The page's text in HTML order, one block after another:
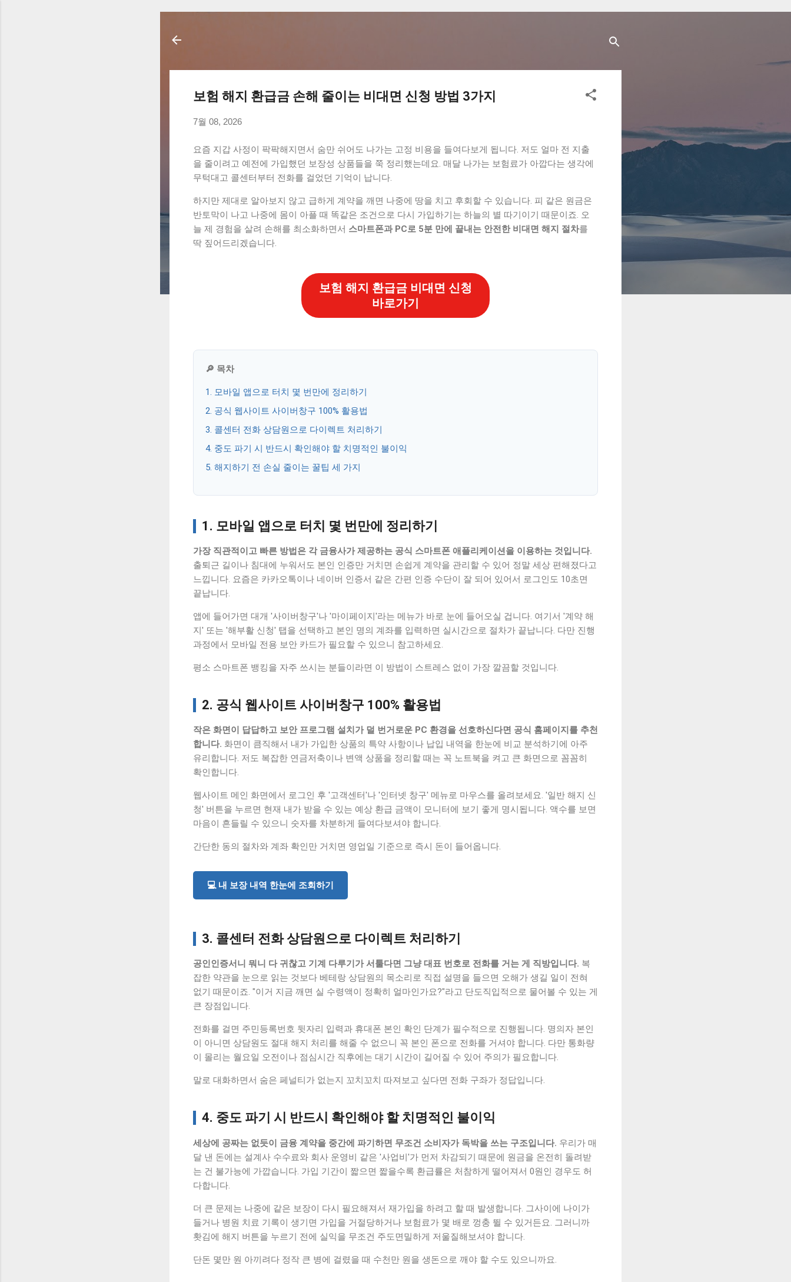
기본 콘텐츠로 건너뛰기
보험 해지 환급금 손해 줄이는 비대면 신청 방법 3가지
7월 08, 2026
요즘 지갑 사정이 팍팍해지면서 숨만 쉬어도 나가는 고정 비용을 들여다보게 됩니다. 저도 얼마 전 지출
을 줄이려고 예전에 가입했던 보장성 상품들을 쭉 정리했는데요. 매달 나가는 보험료가 아깝다는 생각에
무턱대고 콜센터부터 전화를 걸었던 기억이 납니다.
하지만 제대로 알아보지 않고 급하게 계약을 깨면 나중에 땅을 치고 후회할 수 있습니다. 피 같은 원금은
반토막이 나고 나중에 몸이 아플 때 똑같은 조건으로 다시 가입하기는 하늘의 별 따기이기 때문이죠. 오
늘 제 경험을 살려 손해를 최소화하면서 스마트폰과 PC로 5분 만에 끝내는 안전한 비대면 해지 절차를
딱 짚어드리겠습니다.
보험 해지 환급금 비대면 신청
바로가기
🔎 목차
1. 모바일 앱으로 터치 몇 번만에 정리하기
2. 공식 웹사이트 사이버창구 100% 활용법
3. 콜센터 전화 상담원으로 다이렉트 처리하기
4. 중도 파기 시 반드시 확인해야 할 치명적인 불이익
5. 해지하기 전 손실 줄이는 꿀팁 세 가지
1. 모바일 앱으로 터치 몇 번만에 정리하기
가장 직관적이고 빠른 방법은 각 금융사가 제공하는 공식 스마트폰 애플리케이션을 이용하는 것입니다.
출퇴근 길이나 침대에 누워서도 본인 인증만 거치면 손쉽게 계약을 관리할 수 있어 정말 세상 편해졌다고
느낍니다. 요즘은 카카오톡이나 네이버 인증서 같은 간편 인증 수단이 잘 되어 있어서 로그인도 10초면
끝납니다.
앱에 들어가면 대개 '사이버창구'나 '마이페이지'라는 메뉴가 바로 눈에 들어오실 겁니다. 여기서 '계약 해
지' 또는 '해부활 신청' 탭을 선택하고 본인 명의 계좌를 입력하면 실시간으로 절차가 끝납니다. 다만 진행
과정에서 모바일 전용 보안 카드가 필요할 수 있으니 참고하세요.
평소 스마트폰 뱅킹을 자주 쓰시는 분들이라면 이 방법이 스트레스 없이 가장 깔끔할 것입니다.
2. 공식 웹사이트 사이버창구 100% 활용법
작은 화면이 답답하고 보안 프로그램 설치가 덜 번거로운 PC 환경을 선호하신다면 공식 홈페이지를 추천
합니다. 화면이 큼직해서 내가 가입한 상품의 특약 사항이나 납입 내역을 한눈에 비교 분석하기에 아주
유리합니다. 저도 복잡한 연금저축이나 변액 상품을 정리할 때는 꼭 노트북을 켜고 큰 화면으로 꼼꼼히
확인합니다.
웹사이트 메인 화면에서 로그인 후 '고객센터'나 '인터넷 창구' 메뉴로 마우스를 올려보세요. '일반 해지 신
청' 버튼을 누르면 현재 내가 받을 수 있는 예상 환급 금액이 모니터에 보기 좋게 명시됩니다. 액수를 보면
마음이 흔들릴 수 있으니 숫자를 차분하게 들여다보셔야 합니다.
간단한 동의 절차와 계좌 확인만 거치면 영업일 기준으로 즉시 돈이 들어옵니다.
💻 내 보장 내역 한눈에 조회하기
3. 콜센터 전화 상담원으로 다이렉트 처리하기
공인인증서니 뭐니 다 귀찮고 기계 다루기가 서툴다면 그냥 대표 번호로 전화를 거는 게 직방입니다. 복
잡한 약관을 눈으로 읽는 것보다 베테랑 상담원의 목소리로 직접 설명을 들으면 오해가 생길 일이 전혀
없기 때문이죠. "이거 지금 깨면 실 수령액이 정확히 얼마인가요?"라고 단도직입적으로 물어볼 수 있는 게
큰 장점입니다.
전화를 걸면 주민등록번호 뒷자리 입력과 휴대폰 본인 확인 단계가 필수적으로 진행됩니다. 명의자 본인
이 아니면 상담원도 절대 해지 처리를 해줄 수 없으니 꼭 본인 폰으로 전화를 거셔야 합니다. 다만 통화량
이 몰리는 월요일 오전이나 점심시간 직후에는 대기 시간이 길어질 수 있어 주의가 필요합니다.
말로 대화하면서 숨은 페널티가 없는지 꼬치꼬치 따져보고 싶다면 전화 구좌가 정답입니다.
4. 중도 파기 시 반드시 확인해야 할 치명적인 불이익
세상에 공짜는 없듯이 금융 계약을 중간에 파기하면 무조건 소비자가 독박을 쓰는 구조입니다. 우리가 매
달 낸 돈에는 설계사 수수료와 회사 운영비 같은 '사업비'가 먼저 차감되기 때문에 원금을 온전히 돌려받
는 건 불가능에 가깝습니다. 가입 기간이 짧으면 짧을수록 환급률은 처참하게 떨어져서 0원인 경우도 허
다합니다.
더 큰 문제는 나중에 같은 보장이 다시 필요해져서 재가입을 하려고 할 때 발생합니다. 그사이에 나이가
들거나 병원 치료 기록이 생기면 가입을 거절당하거나 보험료가 몇 배로 껑충 뛸 수 있거든요. 그러니까
홧김에 해지 버튼을 누르기 전에 실익을 무조건 주도면밀하게 저울질해보셔야 합니다.
단돈 몇만 원 아끼려다 정작 큰 병에 걸렸을 때 수천만 원을 생돈으로 깨야 할 수도 있으니까요.